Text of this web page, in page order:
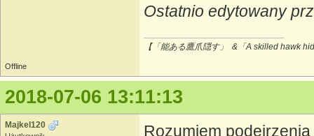
Ostatnio edytowany
【「能ある鷹爪隠す」 &「A skilled hawk
Offline
2018-07-06 13:11:13
Majkel120
Rozumiem